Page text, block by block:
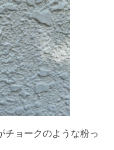
チョークのような粉っ